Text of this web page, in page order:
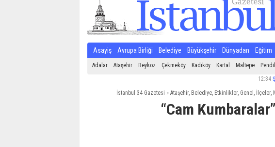
Asayiş Avrupa Birliği Belediye Büyükşehir Dünyadan Eğitim
Adalar Ataşehir Beykoz Çekmeköy Kadıköy Kartal Maltepe
Şile
İstanbul 34 Gazetesi » Ataşehir, Belediye, Etkinlikler, Genel , İlçeler,
“Cam